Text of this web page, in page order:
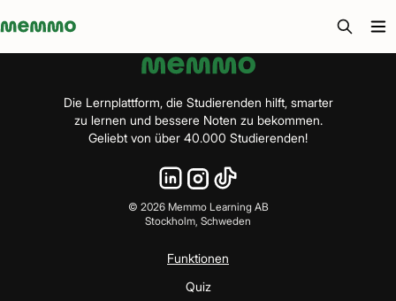
Memmo - AI-verktyg och digital kurslitteratur
Die Lernplattform, die Studierenden hilft, smarter
zu lernen und bessere Noten zu bekommen.
Geliebt von über 40.000 Studierenden!
© 2026Memmo Learning AB
Stockholm, Schweden
Funktionen
Quiz